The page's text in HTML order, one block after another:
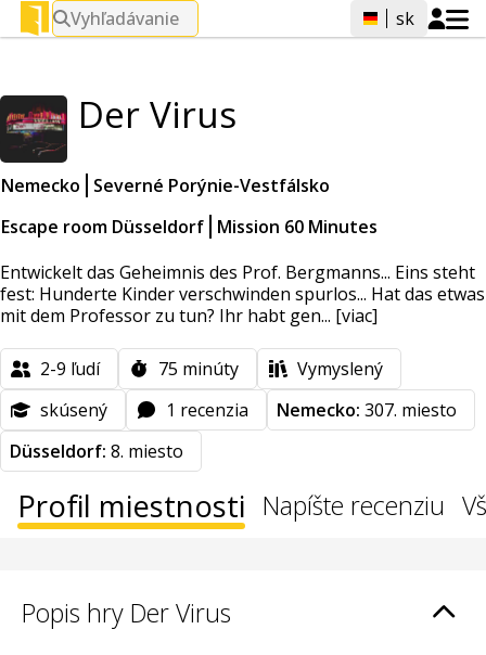
Vyhľadávanie sk
Der Virus
Nemecko
Severné Porýnie-Vestfálsko
Escape room Düsseldorf Mission 60 Minutes
Entwickelt das Geheimnis des Prof. Bergmanns... Eins steht
fest: Hunderte Kinder verschwinden spurlos... Hat das etwas
mit dem Professor zu tun? Ihr habt gen... [viac]
2-9 ľudí 75 minúty
Vymyslený
skúsený
1 recenzia Nemecko: 307. miesto
Düsseldorf: 8. miesto
Profil miestnosti Napíšte recenziu
Popis hry Der Virus